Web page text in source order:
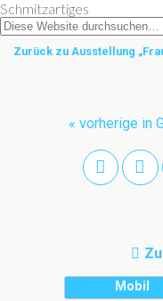
Schmitzartiges
Zurück zu Ausstellung
« vorherige in
Mobil